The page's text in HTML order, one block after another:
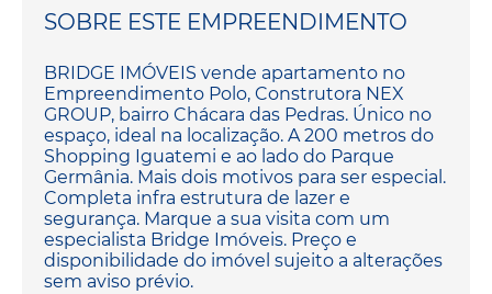
SOBRE ESTE EMPREENDIMENTO
BRIDGE IMÓVEIS vende apartamento no
Empreendimento Polo, Construtora NEX
GROUP, bairro Chácara das Pedras. Único no
espaço, ideal na localização. A 200 metros do
Shopping Iguatemi e ao lado do Parque
Germânia. Mais dois motivos para ser especial.
Completa infra estrutura de lazer e
segurança. Marque a sua visita com um
especialista Bridge Imóveis. Preço e
disponibilidade do imóvel sujeito a alterações
sem aviso prévio.